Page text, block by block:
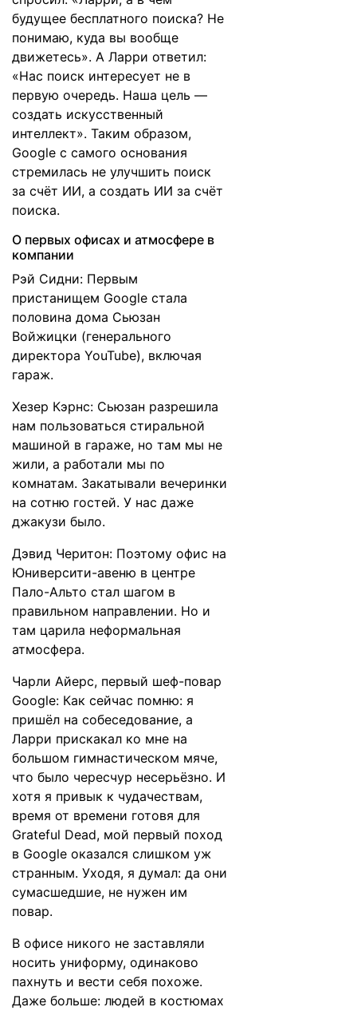
будущее бесплатного поиска? Не
понимаю, куда вы вообще
движетесь». А Ларри ответил:
«Нас поиск интересует не в
первую очередь. Наша цель —
создать искусственный
интеллект». Таким образом,
Google с самого основания
стремилась не улучшить поиск
за счёт ИИ, а создать ИИ за счёт
поиска.
О первых офисах и атмосфере в
компании
Рэй Сидни: Первым
пристанищем Google стала
половина дома Сьюзан
Войжицки (генерального
директора YouTube), включая
гараж.
Хезер Кэрнс: Сьюзан разрешила
нам пользоваться стиральной
машиной в гараже, но там мы не
жили, а работали мы по
комнатам. Закатывали вечеринки
на сотню гостей. У нас даже
джакузи было.
Дэвид Черитон: Поэтому офис на
Юниверсити-авеню в центре
Пало-Альто стал шагом в
правильном направлении. Но и
там царила неформальная
атмосфера.
Чарли Айерс, первый шеф-повар
Google: Как сейчас помню: я
пришёл на собеседование, а
Ларри прискакал ко мне на
большом гимнастическом мяче,
что было чересчур несерьёзно. И
хотя я привык к чудачествам,
время от времени готовя для
Grateful Dead, мой первый поход
в Google оказался слишком уж
странным. Уходя, я думал: да они
сумасшедшие, не нужен им
повар.
В офисе никого не заставляли
носить униформу, одинаково
пахнуть и вести себя похоже.
Даже больше: людей в костюмах